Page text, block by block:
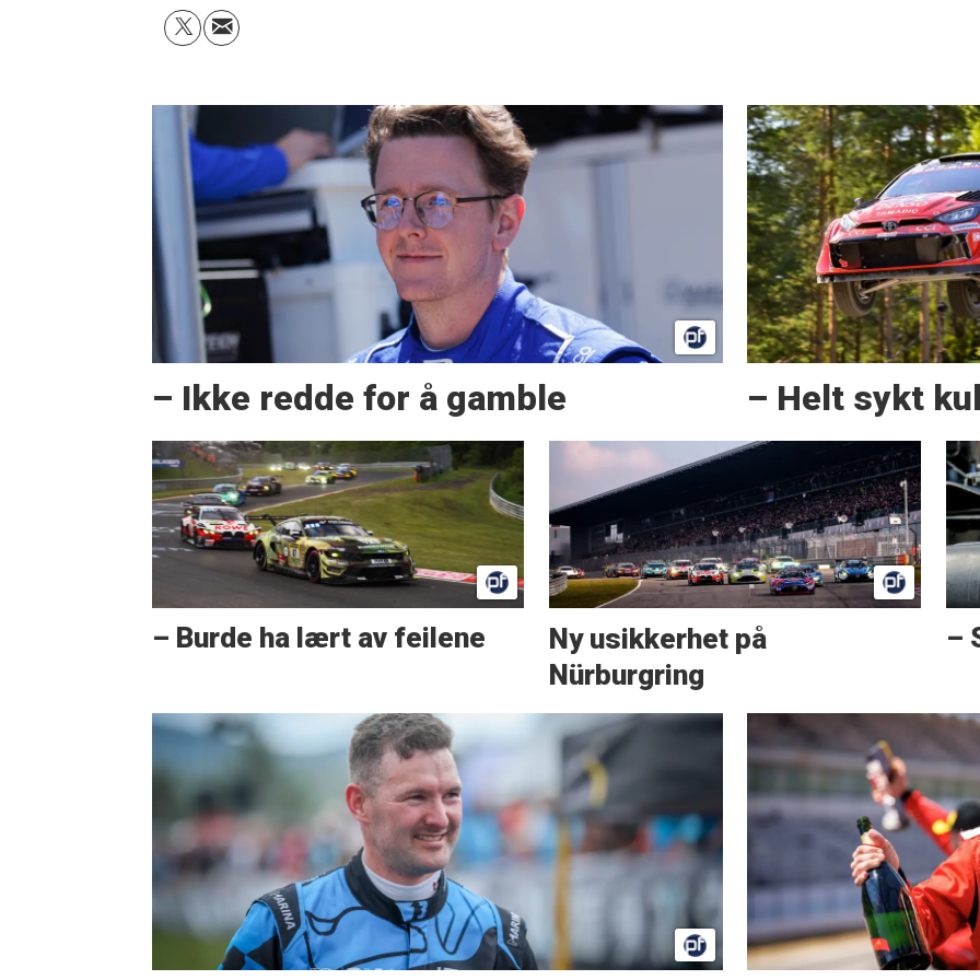
– Ikke redde for å gamble – Helt sykt
– Burde ha lært av feilene
Ny usikkerhet på
Nürburgring
–